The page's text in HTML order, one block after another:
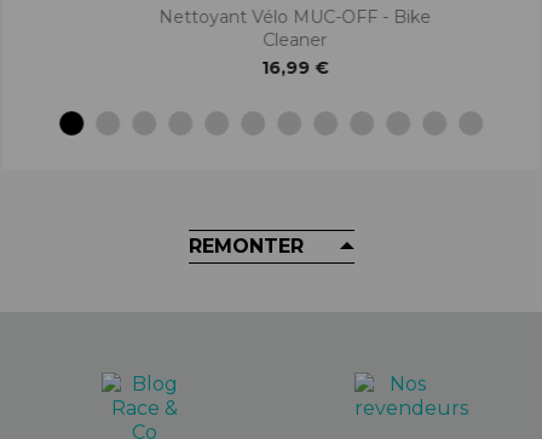
Nettoyant Vélo MUC-OFF - Bike
Cleaner
16,99 €
REMONTER